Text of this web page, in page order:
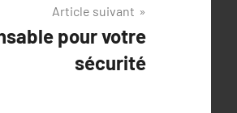
Article suivant
pour votre
sécurité